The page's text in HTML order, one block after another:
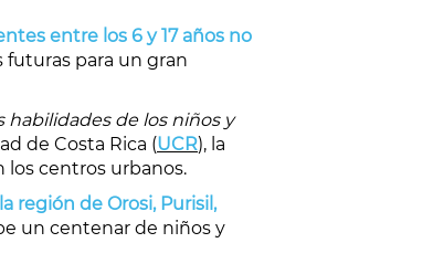
entre los 6 y 17 años no
futuras para un gran
habilidades de los niños y
de Costa Rica (UCR), la
los centros urbanos.
región de Orosi, Purisil,
un centenar de niños y